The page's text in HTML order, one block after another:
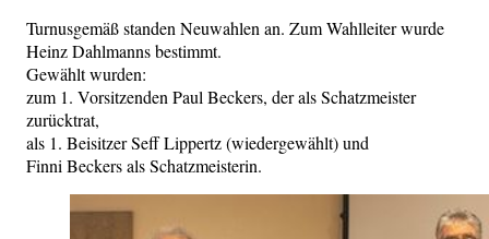
Turnusgemäß standen Neuwahlen an. Zum Wahlleiter wurde
Heinz Dahlmanns bestimmt.
Gewählt wurden:
zum 1. Vorsitzenden Paul Beckers, der als Schatzmeister
zurücktrat,
als 1. Beisitzer Seff Lippertz (wiedergewählt) und
Finni Beckers als Schatzmeisterin.